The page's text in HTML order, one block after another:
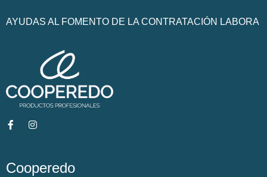
AYUDAS AL FOMENTO DE LA CONTRATACIÓN LABORA
Cooperedo